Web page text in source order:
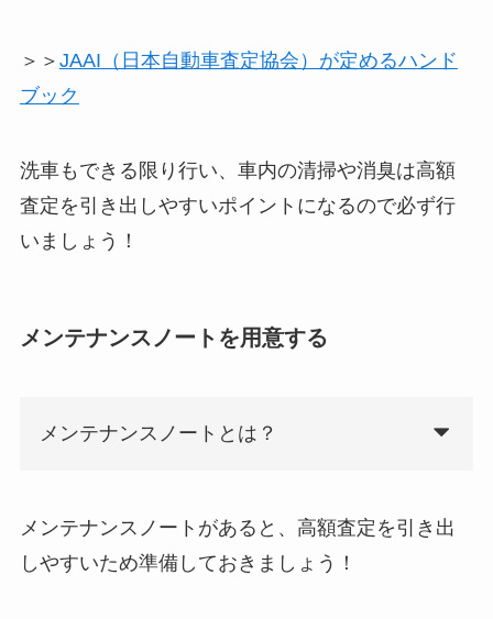
＞＞ JAAI（日本自動車査定協会）が定めるハンド
ブック
洗車もできる限り行い、車内の清掃や消臭は高額
査定を引き出しやすいポイントになるので必ず行
いましょう！
メンテナンスノートを用意する
メンテナンスノートとは？
メンテナンスノートがあると、高額査定を引き出
しやすいため準備しておきましょう！